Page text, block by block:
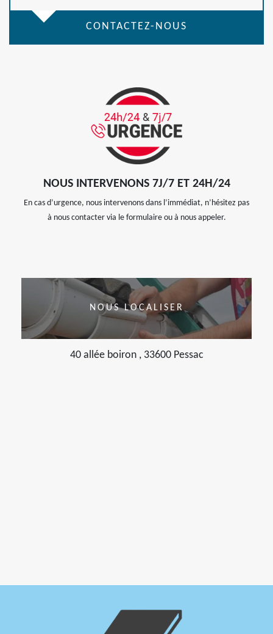
CONTACTEZ-NOUS
NOUS INTERVENONS 7J/7 ET 24H/24
En cas d’urgence, nous intervenons dans l’immédiat, n’hésitez pas
à nous contacter via le formulaire ou à nous appeler.
NOUS LOCALISER
40 allée boiron , 33600 Pessac